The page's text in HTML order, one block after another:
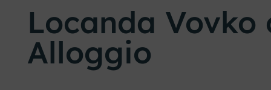
Locanda Vovko
Alloggio